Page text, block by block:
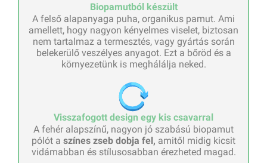
Biopamutból készült
A felső alapanyaga puha, organikus pamut. Ami
amellett, hogy nagyon kényelmes viselet, biztosan
nem tartalmaz a termesztés, vagy gyártás során
belekerülő veszélyes anyagot. Ezt a bőröd és a
környezetünk is meghálálja neked.
Visszafogott design egy kis csavarral
A fehér alapszínű, nagyon jó szabású biopamut
pólót a színes zseb dobja fel, amitől midig kicsit
vidámabban és stílusosabban érezheted magad.